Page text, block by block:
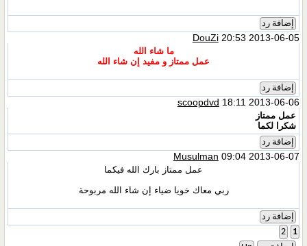
إضافة رد
DouZi20:53 2013-06-05
ما شاء الله
عمل ممتاز و مفيد إن شاء الله
إضافة رد
scoopdvd 18:11 2013-06-06
عمل ممتاز
شكرا لكما
إضافة رد
Musulman 09:04 2013-06-07
عمل ممتاز بارك الله فيكما
ربي معاك خويا ضياء إن شاء الله مربوحة
إضافة رد
1
2